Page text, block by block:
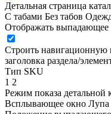
Детальная страница
С табами Без табов
Отображать выпадающее
Строить навигационную
заголовка раздела/
Тип SKU
1 2
Режим показа детальной
Всплывающее окно Лупа